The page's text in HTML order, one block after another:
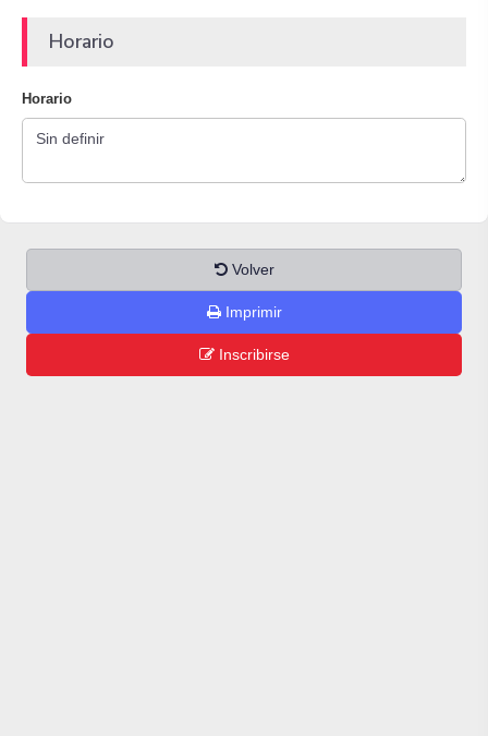
Horario
Horario
Volver
Imprimir
Inscribirse